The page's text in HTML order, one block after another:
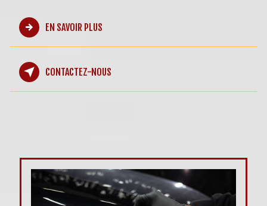
EN SAVOIR PLUS
CONTACTEZ-NOUS